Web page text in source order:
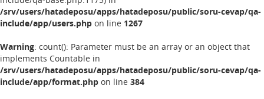
/srv/users/hatadeposu/apps/hatadeposu/public/soru-cevap/qa-
include/app/users.php on line 1267
Warning: count(): Parameter must be an array or an object that
implements Countable in
/srv/users/hatadeposu/apps/hatadeposu/public/soru-cevap/qa-
include/app/format.php on line 384